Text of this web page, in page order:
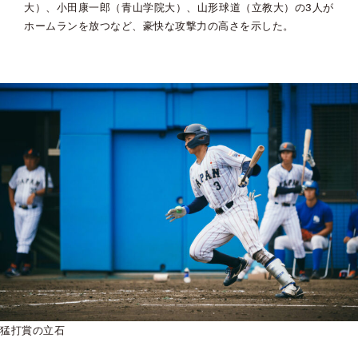
大）、小田康一郎（青山学院大）、山形球道（立教大）の3人が
ホームランを放つなど、豪快な攻撃力の高さを示した。
猛打賞の立石